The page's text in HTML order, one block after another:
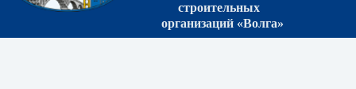
строительных
организаций «Волга»